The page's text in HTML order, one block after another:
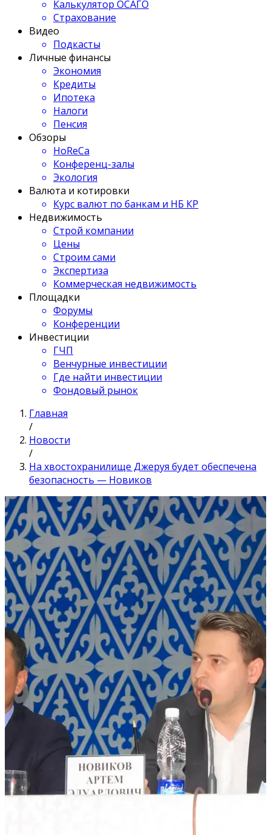
Калькулятор ОСАГО
Страхование
Видео
Подкасты
Личные финансы
Экономия
Кредиты
Ипотека
Налоги
Пенсия
Обзоры
HoReCa
Конференц-залы
Экология
Валюта и котировки
Курс валют по банкам и НБ КР
Недвижимость
Строй компании
Цены
Строим сами
Экспертиза
Коммерческая недвижимость
Площадки
Форумы
Конференции
Инвестиции
ГЧП
Венчурные инвестиции
Где найти инвестиции
Фондовый рынок
Главная
/
Новости
/
На хвостохранилище Джеруя будет обеспечена
безопасность — Новиков